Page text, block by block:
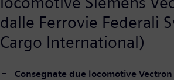
dalle Ferrovie Federali
Cargo International)
Consegnate due locomotive Vectron